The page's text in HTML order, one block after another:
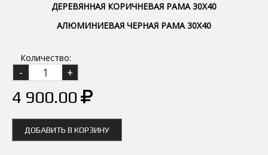
ДЕРЕВЯННАЯ КОРИЧНЕВАЯ РАМА 30Х40
АЛЮМИНИЕВАЯ ЧЕРНАЯ РАМА 30Х40
Количество:
4 900.00
ДОБАВИТЬ В КОРЗИНУ